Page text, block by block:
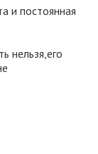
и постоянная
нельзя,его